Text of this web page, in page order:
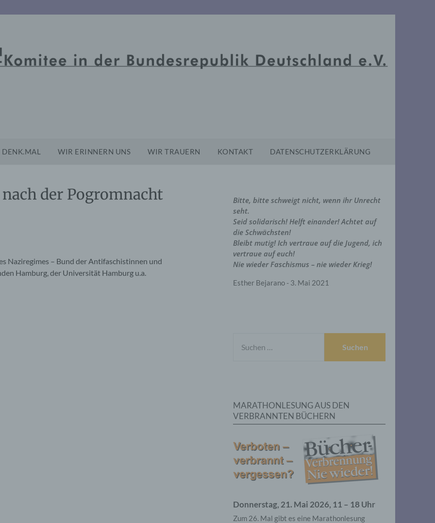
DENK.MAL WIR ERINNERN UNS WIR TRAUERN KONTAKT DATENSCHUTZERKLÄRUNG
nach der Pogromnacht
Naziregimes – Bund der Antifaschistinnen und
Hamburg, der Universität Hamburg u.a.
Bitte, bitte schweigt nicht, wenn ihr Unrecht
seht.
Seid solidarisch! Helft einander! Achtet auf
die Schwächsten!
Bleibt mutig! Ich vertraue auf die Jugend, ich
vertraue auf euch!
Nie wieder Faschismus – nie wieder Krieg!
Esther Bejarano - 3. Mai 2021
NACH:
MARATHONLESUNG AUS DEN
VERBRANNTEN BÜCHERN
Donnerstag, 21. Mai 2026, 11 – 18 Uhr
Zum 26. Mal gibt es eine Marathonlesung